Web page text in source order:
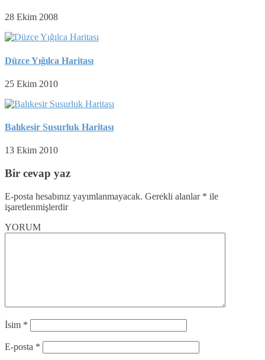
28 Ekim 2008
Düzce Yığılca Haritası
25 Ekim 2010
Balıkesir Susurluk Haritası
13 Ekim 2010
Bir cevap yaz
E-posta hesabınız yayımlanmayacak. Gerekli alanlar * ile
işaretlenmişlerdir
YORUM
İsim *
E-posta *